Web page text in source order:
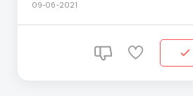
профильное образование Где работать? Работа на
09-06-2021